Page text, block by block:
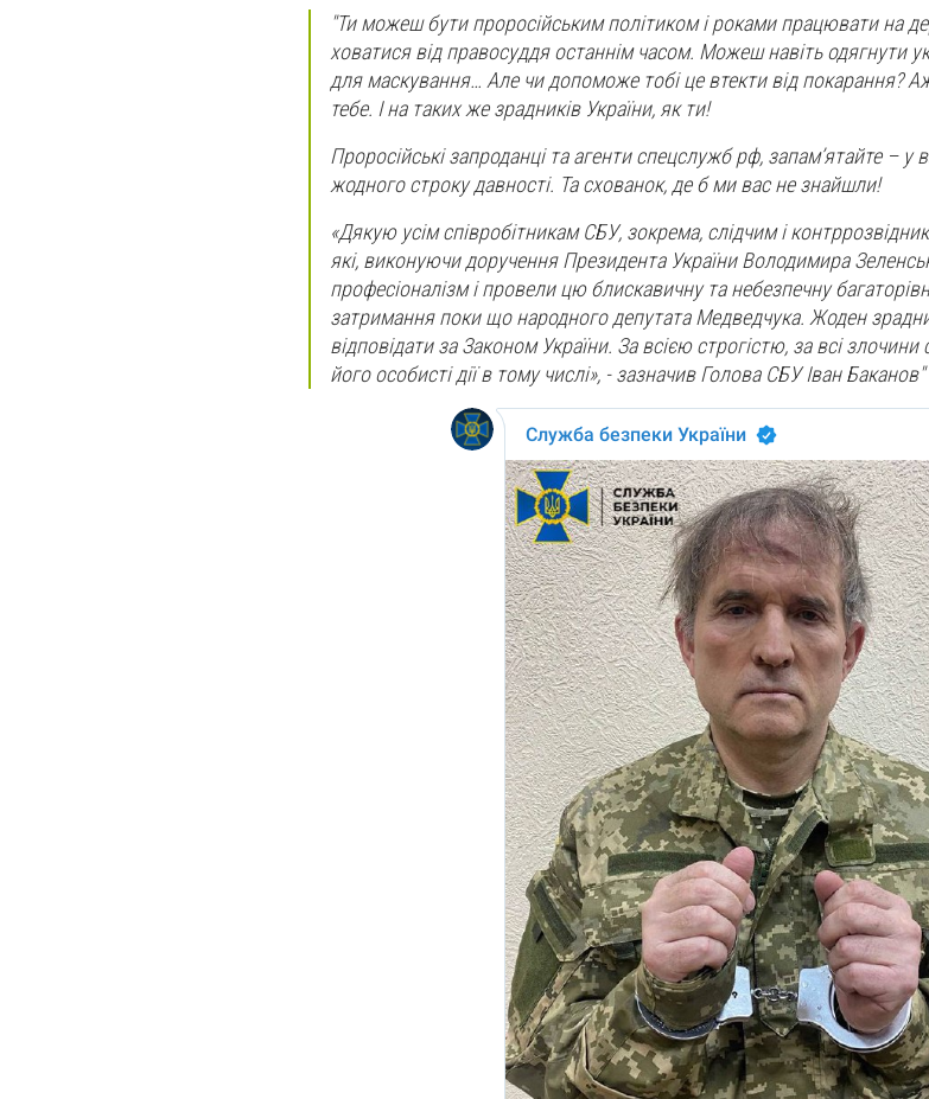
"Ти можеш бути проросійським політиком і роками працювати на
ховатися від правосуддя останнім часом. Можеш навіть одягнути
для маскування… Але чи допоможе тобі це втекти від покарання?
тебе. І на таких же зрадників України, як ти!
Проросійські запроданці та агенти спецслужб рф, запам’ятайте – у
жодного строку давності. Та схованок, де б ми вас не знайшли!
«Дякую усім співробітникам СБУ, зокрема, слідчим і
які, виконуючи доручення Президента України Володимира
професіоналізм і провели цю блискавичну та небезпечну
затримання поки що народного депутата Медведчука. Жоден
відповідати за Законом України. За всією строгістю, за всі
його особисті дії в тому числі», - зазначив Голова СБУ Іван Баканов"